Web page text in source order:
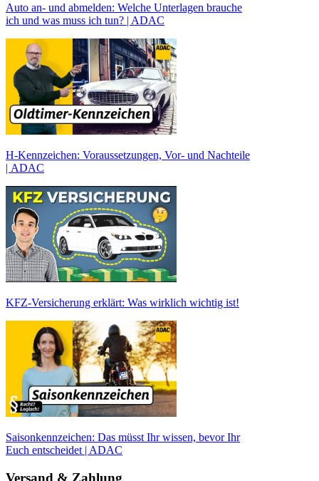
Auto an- und abmelden: Welche Unterlagen brauche
ich und was muss ich tun? | ADAC
H-Kennzeichen: Voraussetzungen, Vor- und Nachteile
| ADAC
KFZ-Versicherung erklärt: Was wirklich wichtig ist!
Saisonkennzeichen: Das müsst Ihr wissen, bevor Ihr
Euch entscheidet | ADAC
Versand & Zahlung